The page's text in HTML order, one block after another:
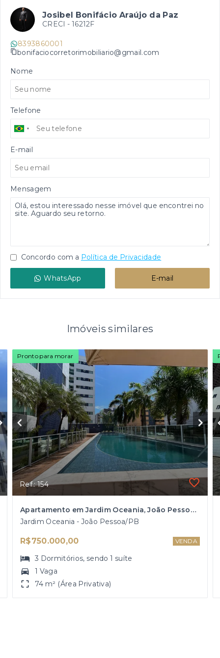
Josibel Bonifácio Araújo da Paz
CRECI - 16212F
8393860001
bonifaciocorretorimobiliario@gmail.com
Nome
Telefone
E-mail
Mensagem
Concordo com a Política de Privacidade
WhatsApp E-mail
Imóveis similares
Pronto para morar
Ref.: 154
Apartamento em Jardim Oceania, João Pessoa/PB
Jardim Oceania - João Pessoa/PB
R$750.000,00 VENDA
3 Dormitórios, sendo1 suíte
1 Vaga
74 m² (Área Privativa)